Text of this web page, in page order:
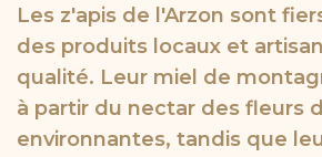
Les z'apis de l'Arzon sont
des produits locaux et
qualité. Leur miel de
à partir du nectar des fleurs
environnantes, tandis que